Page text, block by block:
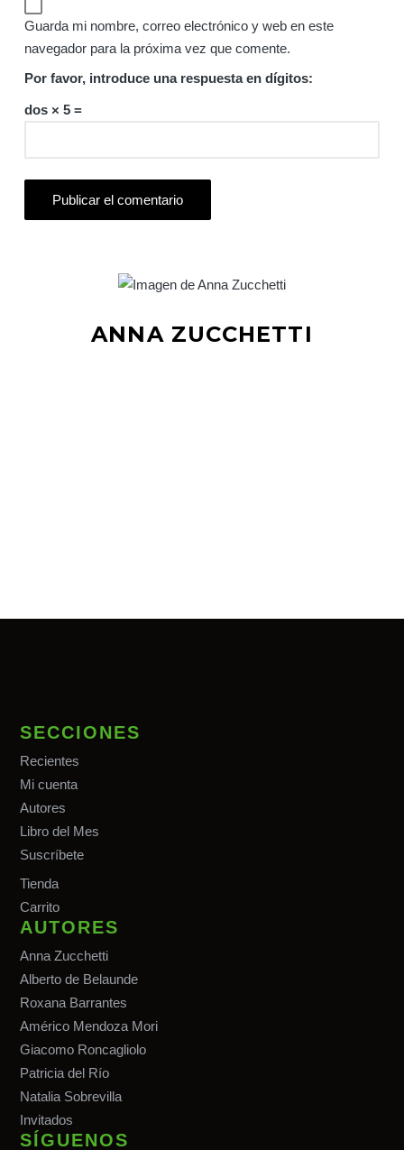
Guarda mi nombre, correo electrónico y web en este
navegador para la próxima vez que comente.
Por favor, introduce una respuesta en dígitos:
dos × 5 =
ANNA ZUCCHETTI
SECCIONES
Recientes
Mi cuenta
Autores
Libro del Mes
Suscríbete
Tienda
Carrito
AUTORES
Anna Zucchetti
Alberto de Belaunde
Roxana Barrantes
Américo Mendoza Mori
Giacomo Roncagliolo
Patricia del Río
Natalia Sobrevilla
Invitados
SÍGUENOS